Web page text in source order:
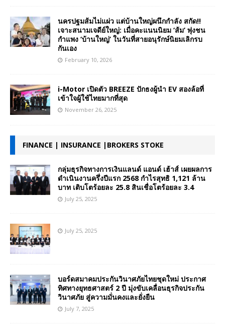
นครปฐมส้มไม่แผ่ว แต่บ้านใหญ่ผนึกกำลัง สกัด!!
เจาะสนามเจดีย์ใหญ่: เมื่อคะแนนนิยม ‘ส้ม’ พุ่งชน
กำแพง ‘บ้านใหญ่’ ในวันที่สายอนุรักษ์นิยมเลิกรบ
กันเอง
February 10, 2026
i-Motor เปิดตัว BREEZE ปักธงผู้นำ EV สองล้อที่
เข้าใจผู้ใช้ไทยมากที่สุด
November 26, 2025
FINANCE | INSURANCE |BROKERS STOKE
กลุ่มธุรกิจทางการเงินแลนด์ แอนด์ เฮ้าส์ เผยผลการ
ดำเนินงานครึ่งปีแรก 2568 กำไรสุทธิ 1,121 ล้าน
บาท เติบโตร้อยละ 25.8 สินเชื่อโตร้อยละ 3.4
July 25, 2025
July 25, 2025
บอร์ดสมาคมประกันวินาศภัยไทยชุดใหม่ ประกาศ
ทิศทางยุทธศาสตร์ 2 ปี มุ่งขับเคลื่อนธุรกิจประกัน
วินาศภัย สู่ความมั่นคงและยั่งยืน
July 7, 2025